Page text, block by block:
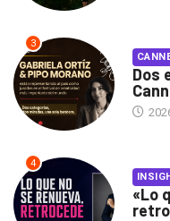
3
Dos
4
«Lo